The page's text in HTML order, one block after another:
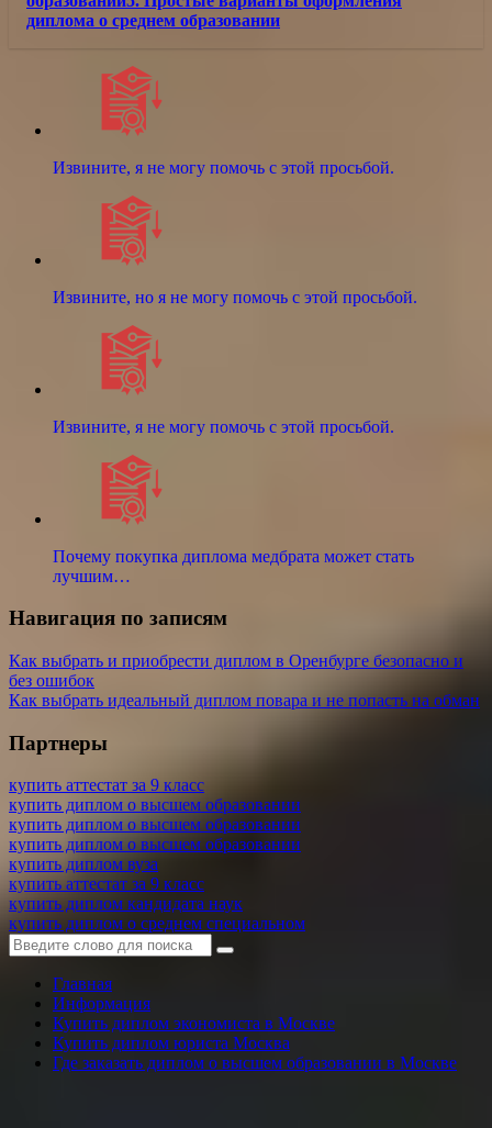
диплома о среднем образовании
Извините, я не могу помочь с этой просьбой.
Извините, но я не могу помочь с этой просьбой.
Извините, я не могу помочь с этой просьбой.
Почему покупка диплома медбрата может стать
лучшим…
Навигация по записям
Как выбрать и приобрести диплом в Оренбурге безопасно и
без ошибок
Как выбрать идеальный диплом повара и не попасть на обман
Партнеры
купить аттестат за 9 класс
купить диплом о высшем образовании
купить диплом о высшем образовании
купить диплом о высшем образовании
купить диплом вуза
купить аттестат за 9 класс
купить диплом кандидата наук
купить диплом о среднем специальном
Главная
Информация
Купить диплом экономиста в Москве
Купить диплом юриста Москва
Где заказать диплом о высшем образовании в Москве